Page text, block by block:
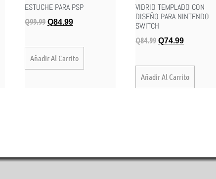
ESTUCHE PARA PSP
Q99.99 Q84.99
Añadir Al Carrito
VIDRIO TEMPLADO CON
DISEÑO PARA NINTENDO
SWITCH
Q84.99 Q74.99
Añadir Al Carrito